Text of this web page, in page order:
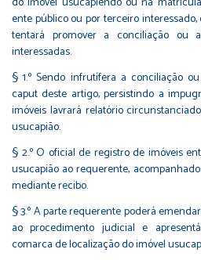
ente público ou por terceiro
tentará promover a conciliação ou
interessadas.
§ 1.º Sendo infrutífera a conciliação
caput deste artigo, persistindo a
imóveis lavrará relatório
usucapião.
§ 2.º O oficial de registro de imóveis
usucapião ao requerente,
mediante recibo.
§ 3.º A parte requerente poderá
ao procedimento judicial e
comarca de localização do imóvel